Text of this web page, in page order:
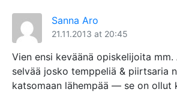
Sanna Aro
21.11.2013 at 20:45
Vien ensi keväänä opiskelijoita
selvää josko temppeliä & piirtsaria
katsomaan lähempää — se on ollut